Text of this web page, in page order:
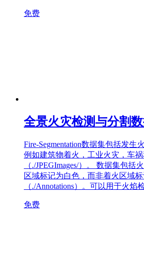
免费
全景火灾检测与分割
Fire-Segmentation数据集包括发生
例如建筑物着火，工业火灾，车
（./JPEGImages/）。 数据集包括
区域标记为白色，而非着火区域
（./Annotations）。可以用于火焰
免费